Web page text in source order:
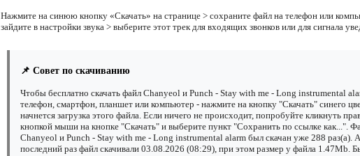
Нажмите на синюю кнопку «Скачать» на странице > сохраните файл на телефон или
зайдите в настройки звука > выберите этот трек для входящих звонков или для сигнала
📌 Совет по скачиванию
Чтобы бесплатно скачать файл Chanyeol и Punch - Stay with me - Long instrumental
телефон, смартфон, планшет или компьютер - нажмите на кнопку "Скачать" синего
начнется загрузка этого файла. Если ничего не происходит, попробуйте кликнуть
кнопкой мыши на кнопке "Скачать" и выберите пункт "Сохранить по ссылке как...".
Chanyeol и Punch - Stay with me - Long instrumental alarm был скачан уже 288 раз(а). А
последний раз файл скачивали 03.08.2026 (08:29), при этом размер у файла 1.47Mb.